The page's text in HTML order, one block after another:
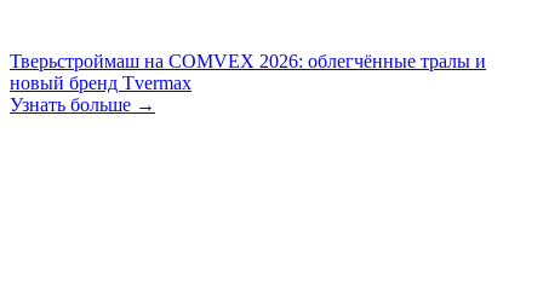
Тверьстроймаш на COMVEX 2026: облегчённые тралы и
новый бренд Tvermax
Узнать больше →